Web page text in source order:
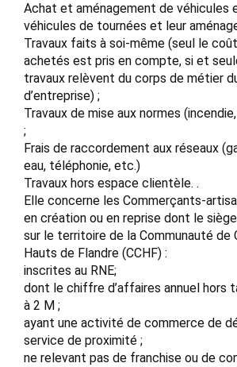
Achat et aménagement de véhicules
véhicules de tournées et leur
Travaux faits à soi-même (seul le
achetés est pris en compte, si et
travaux relèvent du corps de métier
d’entreprise) ;
Travaux de mise aux normes
;
Frais de raccordement aux réseaux
eau, téléphonie, etc.)
Travaux hors espace clientèle. .
Elle concerne les Commerçants-
en création ou en reprise dont le
sur le territoire de la Communauté de
Hauts de Flandre (CCHF) :
inscrites au RNE;
dont le chiffre d’affaires annuel hors
à 2 M ;
ayant une activité de commerce de
service de proximité ;
ne relevant pas de franchise ou de